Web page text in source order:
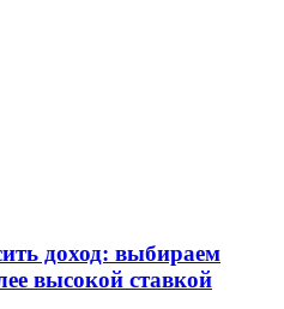
доход: выбираем
высокой ставкой